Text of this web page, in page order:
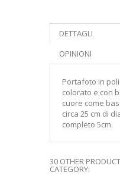
DETTAGLI
OPINIONI
Portafoto in
colorato e con
cuore come
circa 25 cm di
completo 5cm.
30 OTHER
CATEGORY: